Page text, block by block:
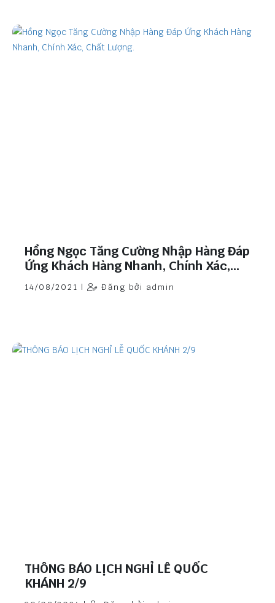
Hồng Ngọc Tăng Cường Nhập Hàng Đáp
Ứng Khách Hàng Nhanh, Chính Xác,
Chất Lượng.
14/08/2021 | Đăng bởi admin
THÔNG BÁO LỊCH NGHỈ LỄ QUỐC
KHÁNH 2/9